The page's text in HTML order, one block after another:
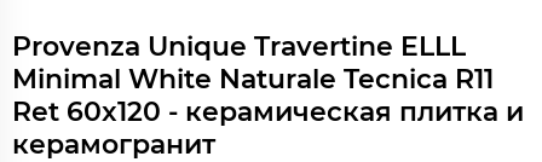
Provenza Unique Travertine ELLL
Minimal White Naturale Tecnica R11
Ret 60x120 - керамическая плитка и
керамогранит